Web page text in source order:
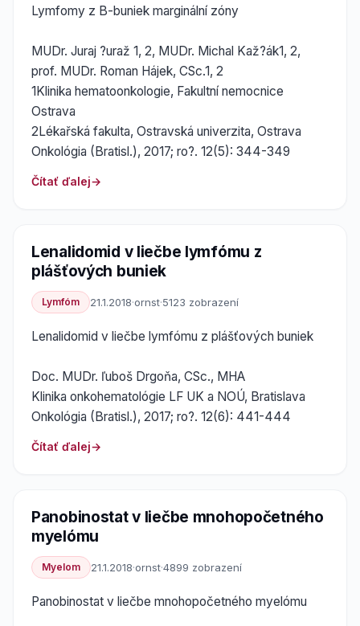
Lymfomy z B-buniek marginální zóny
MUDr. Juraj ?uraž 1, 2, MUDr. Michal Kaž?ák1, 2,
prof. MUDr. Roman Hájek, CSc.1, 2
1Klinika hematoonkologie, Fakultní nemocnice
Ostrava
2Lékařská fakulta, Ostravská univerzita, Ostrava
Onkológia (Bratisl.), 2017; ro?. 12(5): 344-349
Čítať ďalej
Lenalidomid v liečbe lymfómu z
plášťových buniek
Lymfóm 21.1.2018·ornst·5123 zobrazení
Lenalidomid v liečbe lymfómu z plášťových buniek
Doc. MUDr. ľuboš Drgoňa, CSc., MHA
Klinika onkohematológie LF UK a NOÚ, Bratislava
Onkológia (Bratisl.), 2017; ro?. 12(6): 441-444
Čítať ďalej
Panobinostat v liečbe mnohopočetného
myelómu
Myelom 21.1.2018·ornst·4899 zobrazení
Panobinostat v liečbe mnohopočetného myelómu